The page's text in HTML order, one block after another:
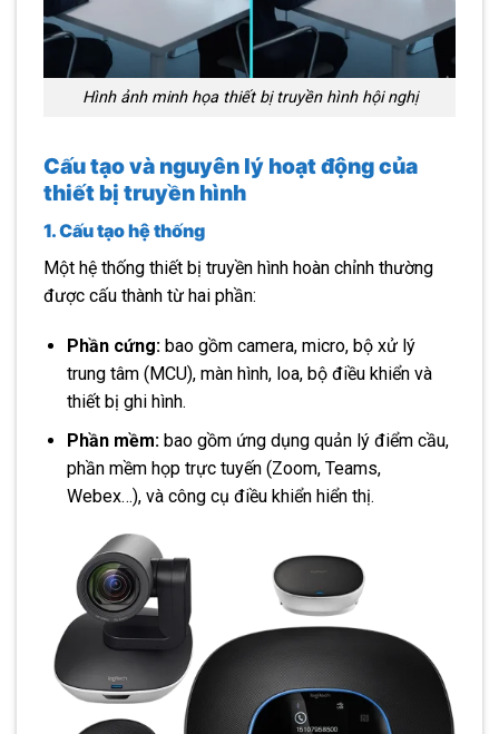
Hình ảnh minh họa thiết bị truyền hình hội nghị
Cấu tạo và nguyên lý hoạt động của
thiết bị truyền hình
1. Cấu tạo hệ thống
Một hệ thống thiết bị truyền hình hoàn chỉnh thường
được cấu thành từ hai phần:
Phần cứng:bao gồm camera, micro, bộ xử lý
trung tâm (MCU), màn hình, loa, bộ điều khiển và
thiết bị ghi hình.
Phần mềm:bao gồm ứng dụng quản lý điểm cầu,
phần mềm họp trực tuyến (Zoom, Teams,
Webex…), và công cụ điều khiển hiển thị.